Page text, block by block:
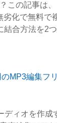
この記事は、
劣化で無料で
結合方法を2
MP3編集フ
ディオを作成